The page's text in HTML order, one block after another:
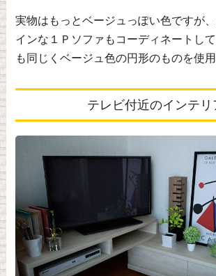
実物はもっとベージュっぽい色ですが
インな１Ｐソファもコーディネートし
も同じくベージュ色の円形のものを使用
テレビ付近のインテリ